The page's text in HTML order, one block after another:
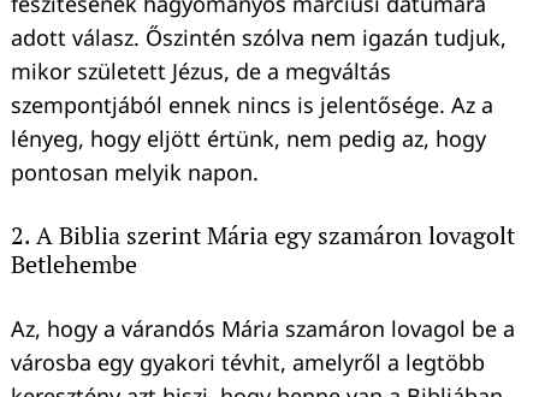
adott válasz. Őszintén szólva nem igazán tudjuk,
mikor született Jézus, de a megváltás
szempontjából ennek nincs is jelentősége. Az a
lényeg, hogy eljött értünk, nem pedig az, hogy
pontosan melyik napon.
2. A Biblia szerint Mária egy szamáron lovagolt
Betlehembe
Az, hogy a várandós Mária szamáron lovagol be a
városba egy gyakori tévhit, amelyről a legtöbb